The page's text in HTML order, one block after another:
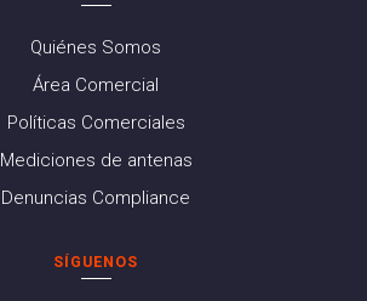
Quiénes Somos
Área Comercial
Políticas Comerciales
Mediciones de antenas
Denuncias Compliance
SÍGUENOS